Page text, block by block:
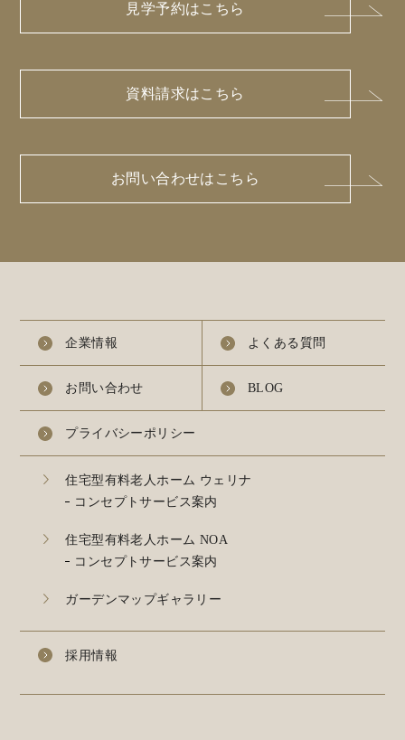
見学予約はこちら
資料請求はこちら
お問い合わせはこちら
企業情報 よくある質問
お問い合わせ BLOG
プライバシーポリシー
住宅型有料老人ホーム ウェリナ
コンセプトサービス案内
住宅型有料老人ホーム NOA
コンセプトサービス案内
ガーデンマップギャラリー
採用情報